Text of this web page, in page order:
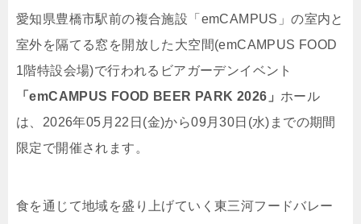
愛知県豊橋市駅前の複合施設「emCAMPUS」の室内と
室外を隔てる窓を開放した大空間(emCAMPUS FOOD
1階特設会場)で行われるビアガーデンイベント
「emCAMPUS FOOD BEER PARK 2026」 ホール
は、2026年05月22日(金)から09月30日(水)までの期間
限定で開催されます。
食を通じて地域を盛り上げていく東三河フードバレー